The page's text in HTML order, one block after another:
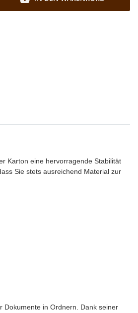
Karton eine hervorragende Stabilität
Sie stets ausreichend Material zur
Dokumente in Ordnern. Dank seiner